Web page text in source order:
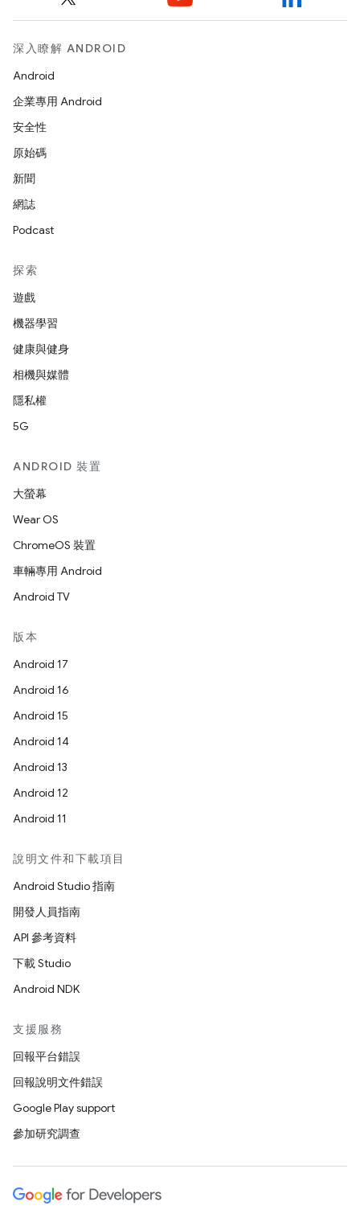
深入瞭解 ANDROID
Android
企業專用 Android
安全性
原始碼
新聞
網誌
Podcast
探索
遊戲
機器學習
健康與健身
相機與媒體
隱私權
5G
ANDROID 裝置
大螢幕
Wear OS
ChromeOS 裝置
車輛專用 Android
Android TV
版本
Android 17
Android 16
Android 15
Android 14
Android 13
Android 12
Android 11
說明文件和下載項目
Android Studio 指南
開發人員指南
API 參考資料
下載 Studio
Android NDK
支援服務
回報平台錯誤
回報說明文件錯誤
Google Play support
參加研究調查